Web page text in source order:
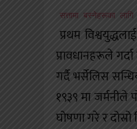
सत्तामा बस्नेहरूका
प्रथम
प्रावधानहरूले
गर्दै भर्सेलिस
१९३९ मा
घोषणा गरे र